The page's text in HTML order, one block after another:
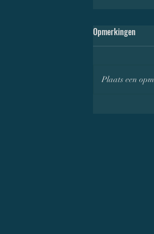
Opmerkingen
Plaats een